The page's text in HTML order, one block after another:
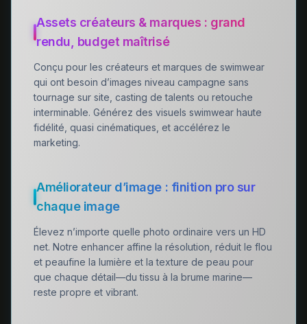
Assets créateurs & marques : grand
rendu, budget maîtrisé
Conçu pour les créateurs et marques de swimwear
qui ont besoin d’images niveau campagne sans
tournage sur site, casting de talents ou retouche
interminable. Générez des visuels swimwear haute
fidélité, quasi cinématiques, et accélérez le
marketing.
Améliorateur d’image : finition pro sur
chaque image
Élevez n’importe quelle photo ordinaire vers un HD
net. Notre enhancer affine la résolution, réduit le flou
et peaufine la lumière et la texture de peau pour
que chaque détail—du tissu à la brume marine—
reste propre et vibrant.